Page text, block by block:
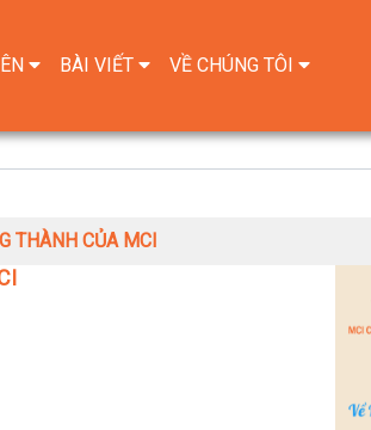
BÀI VIẾT VỀ CHÚNG TÔI
THÀNH CỦA MCI